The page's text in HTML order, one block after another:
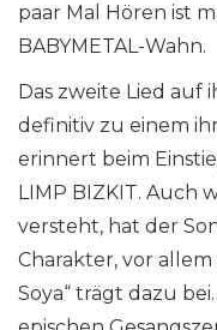
paar Mal Hören ist
BABYMETAL-Wahn.
Das zweite Lied
definitiv zu einem
erinnert beim
LIMP BIZKIT. Auch
versteht, hat der
Charakter, vor allem
Soya“ trägt dazu